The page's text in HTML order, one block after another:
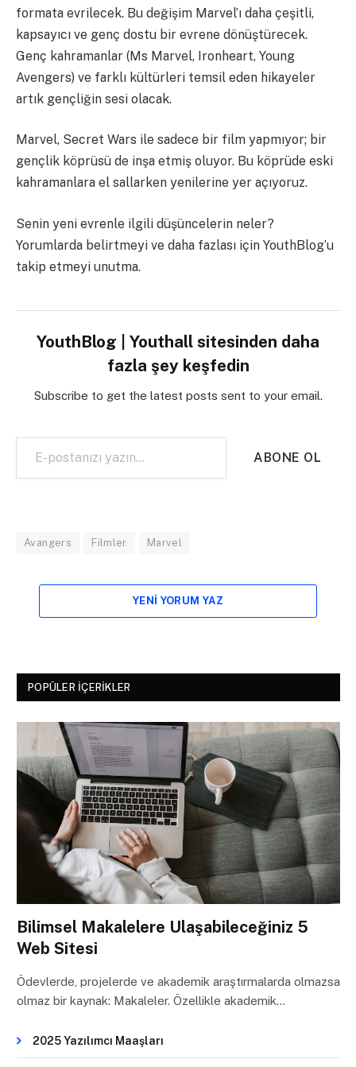
formata evrilecek. Bu değişim Marvel’ı daha çeşitli,
kapsayıcı ve genç dostu bir evrene dönüştürecek.
Genç kahramanlar (Ms Marvel, Ironheart, Young
Avengers) ve farklı kültürleri temsil eden hikayeler
artık gençliğin sesi olacak.
Marvel, Secret Wars ile sadece bir film yapmıyor; bir
gençlik köprüsü de inşa etmiş oluyor. Bu köprüde eski
kahramanlara el sallarken yenilerine yer açıyoruz.
Senin yeni evrenle ilgili düşüncelerin neler?
Yorumlarda belirtmeyi ve daha fazlası için YouthBlog’u
takip etmeyi unutma.
YouthBlog | Youthall sitesinden daha
fazla şey keşfedin
Subscribe to get the latest posts sent to your email.
E-postanızı yazın…
ABONE OL
Avangers Filmler Marvel
YENI YORUM YAZ
POPÜLER İÇERIKLER
Bilimsel Makalelere Ulaşabileceğiniz 5
Web Sitesi
Ödevlerde, projelerde ve akademik araştırmalarda olmazsa
olmaz bir kaynak: Makaleler. Özellikle akademik…
2025 Yazılımcı Maaşları